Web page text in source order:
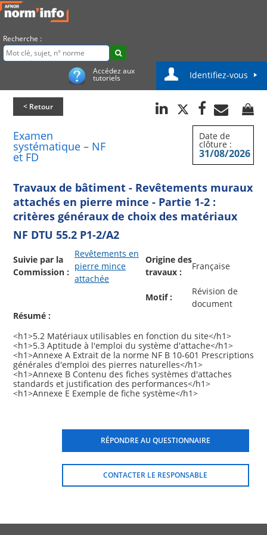
Recherche :
Accédez aux
tutoriels Identifiez-vous
< Retour
Examen
systématique – NF
et FD
Date de
clôture :
31/08/2026
Travaux de bâtiment - Revêtements muraux
attachés en pierre mince - Partie 1-2 :
critères généraux de choix des matériaux
NF DTU 55.2 P1-2/A2
Suivie par la
Commission :
Revêtements en
pierre mince
attachée
Origine des
travaux :
Française
Motif :
Révision de
document
Résumé :
<h1>5.2 Matériaux utilisables en fonction du site</h1>
<h1>5.3 Aptitude à l'emploi du système d'attache</h1>
<h1>Annexe A Extrait de la norme NF B 10-601 Prescriptions
générales d'emploi des pierres naturelles</h1>
<h1>Annexe B Contenu des fiches systèmes d'attaches
standards et justification des performances</h1>
RÉPONDRE AU QUESTIONNAIRE
CONTACTER LE RESPONSABLE